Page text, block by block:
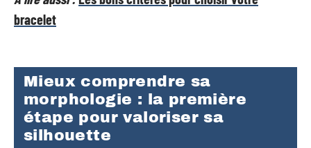
bracelet
Mieux comprendre sa
morphologie : la première
étape pour valoriser sa
silhouette